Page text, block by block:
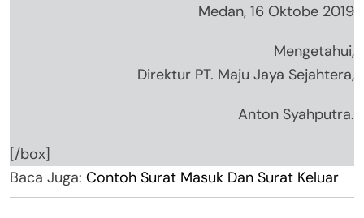
Medan, 16 Oktobe 2019
Mengetahui,
Direktur PT. Maju Jaya Sejahtera,
Anton Syahputra.
[/box]
Baca Juga: Contoh Surat Masuk Dan Surat Keluar